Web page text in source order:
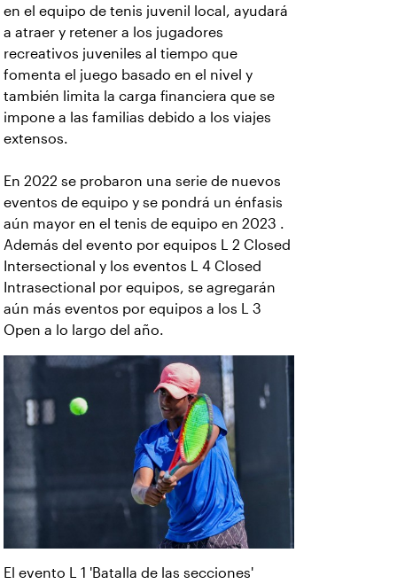
en el equipo de tenis juvenil local, ayudará
a atraer y retener a los jugadores
recreativos juveniles al tiempo que
fomenta el juego basado en el nivel y
también limita la carga financiera que se
impone a las familias debido a los viajes
extensos.
En 2022 se probaron una serie de nuevos
eventos de equipo y se pondrá un énfasis
aún mayor en el tenis de equipo en 2023 .
Además del evento por equipos L 2 Closed
Intersectional y los eventos L 4 Closed
Intrasectional por equipos, se agregarán
aún más eventos por equipos a los L 3
Open a lo largo del año.
El evento L 1 'Batalla de las secciones'